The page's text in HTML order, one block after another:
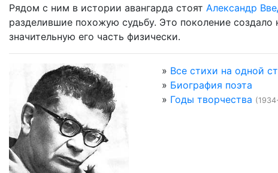
Рядом с ним в истории авангарда стоят Александр
разделившие похожую судьбу. Это поколение
значительную его часть физически.
» Все стихи на одной
» Биография поэта
» Годы творчества